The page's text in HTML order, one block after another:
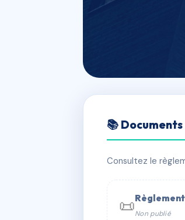
LA
📍 82 tra pourriere
📚
Consultez le
📜Non publié